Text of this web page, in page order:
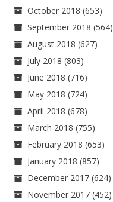
October 2018 (653)
September 2018 (564)
August 2018 (627)
July 2018 (803)
June 2018 (716)
May 2018 (724)
April 2018 (678)
March 2018 (755)
February 2018 (653)
January 2018 (857)
December 2017 (624)
November 2017 (452)